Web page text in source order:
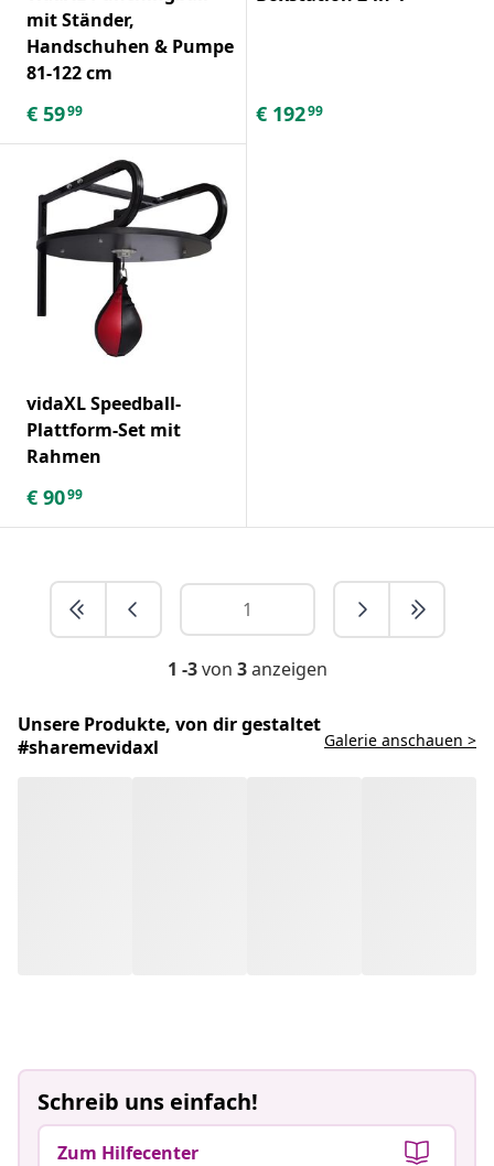
mit Ständer,
Handschuhen & Pumpe
81-122 cm
€ 5999 € 19299
vidaXL Speedball-
Plattform-Set mit
Rahmen
€ 9099
1 -3von 3anzeigen
Unsere Produkte, von dir gestaltet
#sharemevidaxl
Galerie anschauen >
Schreib uns einfach!
Zum Hilfecenter